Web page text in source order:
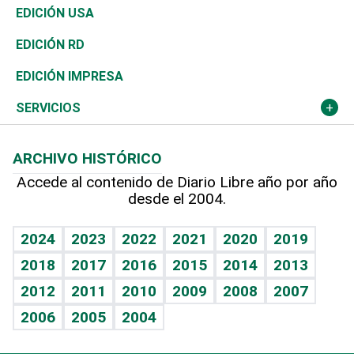
Reportajes
África
Ocenanía
Caribe
Resto del mundo
Vivienda
Telecom.
Global y variable
Economía personal
Buena Vida
Sociales
Novedades
Podcast Arte Libre
Hablando con el pediatra
Vida y familia
Eñe
Celebrando la vida
Sin complejos
Ciclismo
Tenis
Olimpismo
Más deportes
Línea de hit
TBT Deportivo
En Directo
El Espía
Noticiero Poteleche
Columnistas
Más firmas
Tecnología
Historia
Martes de tecnología
Cambio climático
Economía
Revista
Deportes
Opinión
Hecho en casa
Guía del dinero
EDICIÓN USA
EDICIÓN RD
EDICIÓN IMPRESA
SERVICIOS
Cumpleaños
Horóscopos
Crucigramas
ARCHIVO HISTÓRICO
Accede al contenido de Diario Libre año por año
desde el 2004.
2024 2023 2022 2021 2020
2019
2018
2017 2016 2015 2014
2013
2012
2011 2010 2009 2008
2007
2006
2005 2004